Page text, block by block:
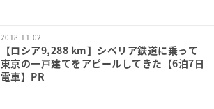
2018.11.02
【ロシア9,288 km】シベリア鉄道に乗って
東京の一戸建てをアピールしてきた【6泊7日
電車】PR